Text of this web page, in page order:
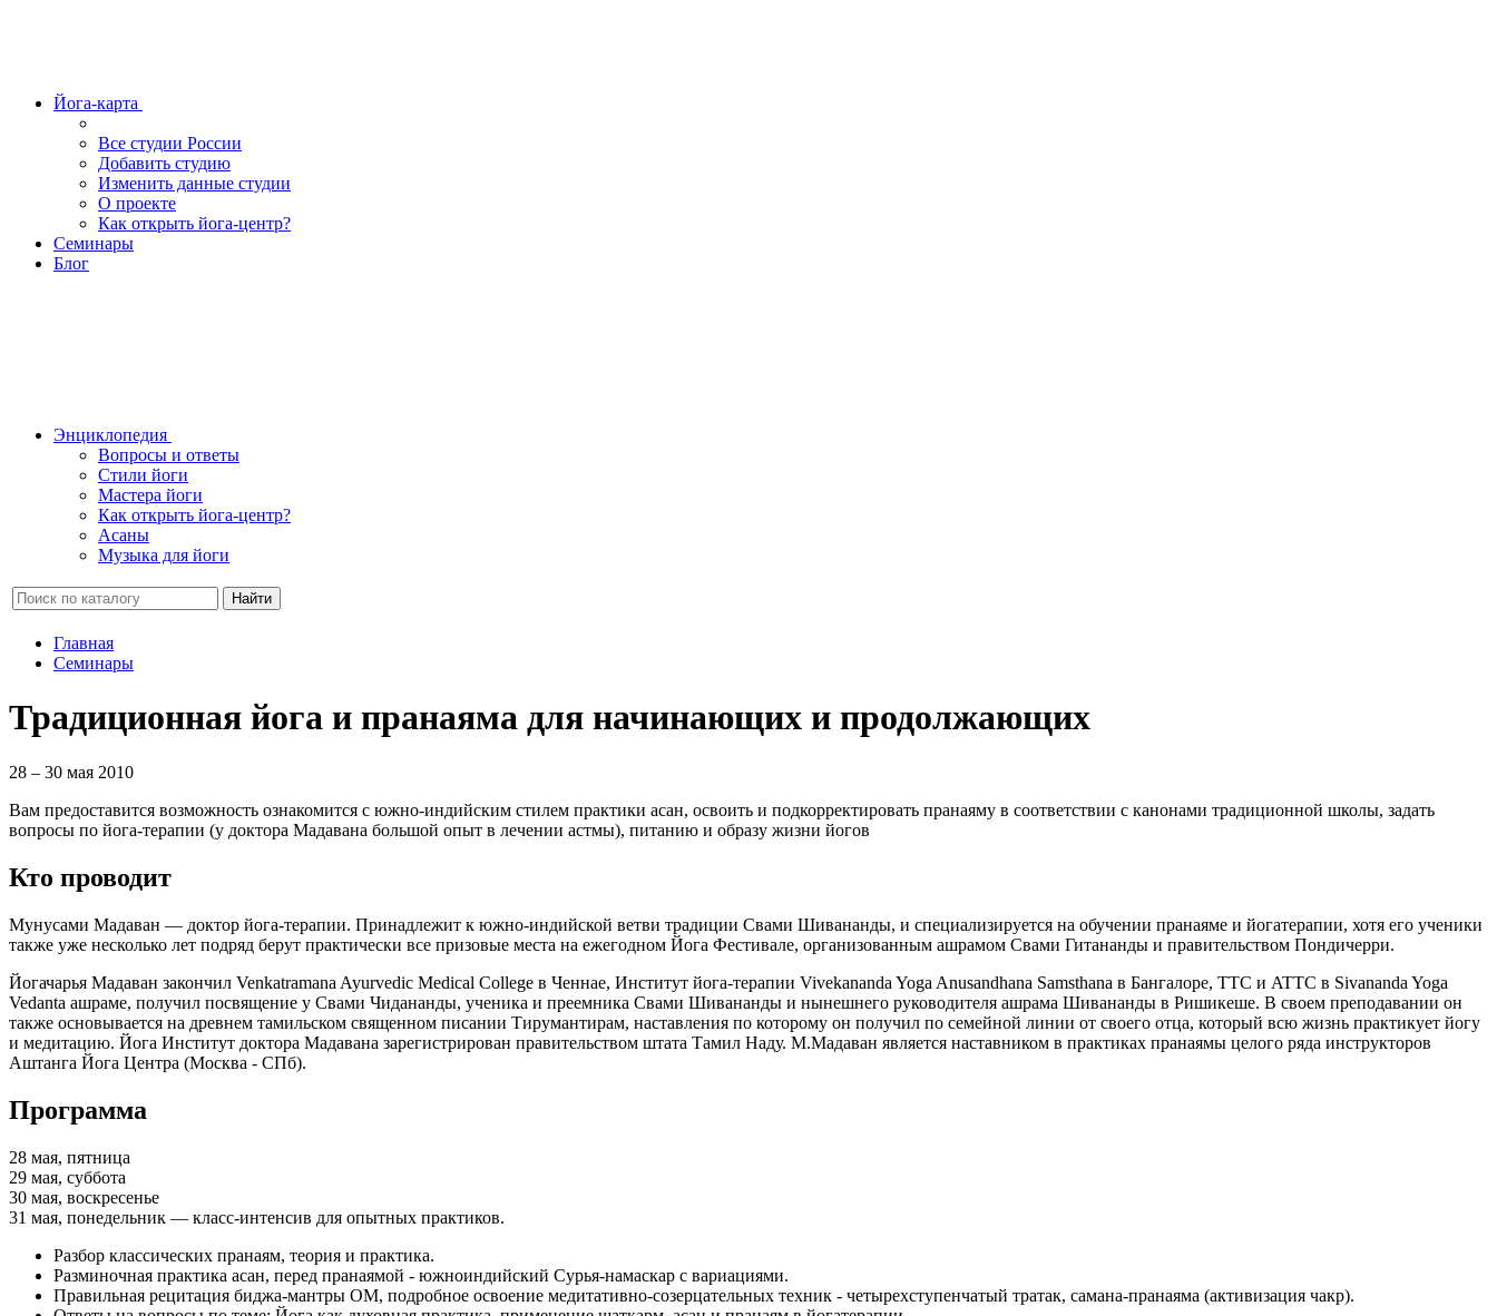
Йога-карта
Все студии России
Добавить студию
Изменить данные студии
О проекте
Как открыть йога-центр?
Семинары
Блог
Энциклопедия
Вопросы и ответы
Стили йоги
Мастера йоги
Как открыть йога-центр?
Асаны
Музыка для йоги
Найти
Главная
Семинары
Традиционная йога и пранаяма для начинающих и продолжающих
28 – 30 мая 2010
Вам предоставится возможность ознакомится с южно-индийским стилем практики асан, освоить и подкорректировать пранаяму в соответствии с канонами традиционной школы, задать
вопросы по йога-терапии (у доктора Мадавана большой опыт в лечении астмы), питанию и образу жизни йогов
Кто проводит
Мунусами Мадаван — доктор йога-терапии. Принадлежит к южно-индийской ветви традиции Свами Шивананды, и специализируется на обучении пранаяме и йогатерапии, хотя его ученики
также уже несколько лет подряд берут практически все призовые места на ежегодном Йога Фестивале, организованным ашрамом Свами Гитананды и правительством Пондичерри.
Йогачарья Мадаван закончил Venkatramana Ayurvedic Medical College в Ченнае, Институт йога-терапии Vivekananda Yoga Anusandhana Samsthana в Бангалоре, TTC и ATTC в Sivananda Yoga
Vedanta ашраме, получил посвящение у Свами Чидананды, ученика и преемника Свами Шивананды и нынешнего руководителя ашрама Шивананды в Ришикеше. В своем преподавании он
также основывается на древнем тамильском священном писании Тирумантирам, наставления по которому он получил по семейной линии от своего отца, который всю жизнь практикует йогу
и медитацию. Йога Институт доктора Мадавана зарегистрирован правительством штата Тамил Наду. М.Мадаван является наставником в практиках пранаямы целого ряда инструкторов
Аштанга Йога Центра (Москва - СПб).
Программа
28 мая, пятница
29 мая, суббота
30 мая, воскресенье
31 мая, понедельник — класс-интенсив для опытных практиков.
Разбор классических пранаям, теория и практика.
Разминочная практика асан, перед пранаямой - южноиндийский Сурья-намаскар c вариациями.
Правильная рецитация биджа-мантры ОМ, подробное освоение медитативно-созерцательных техник - четырехступенчатый тратак, самана-пранаяма (активизация чакр).